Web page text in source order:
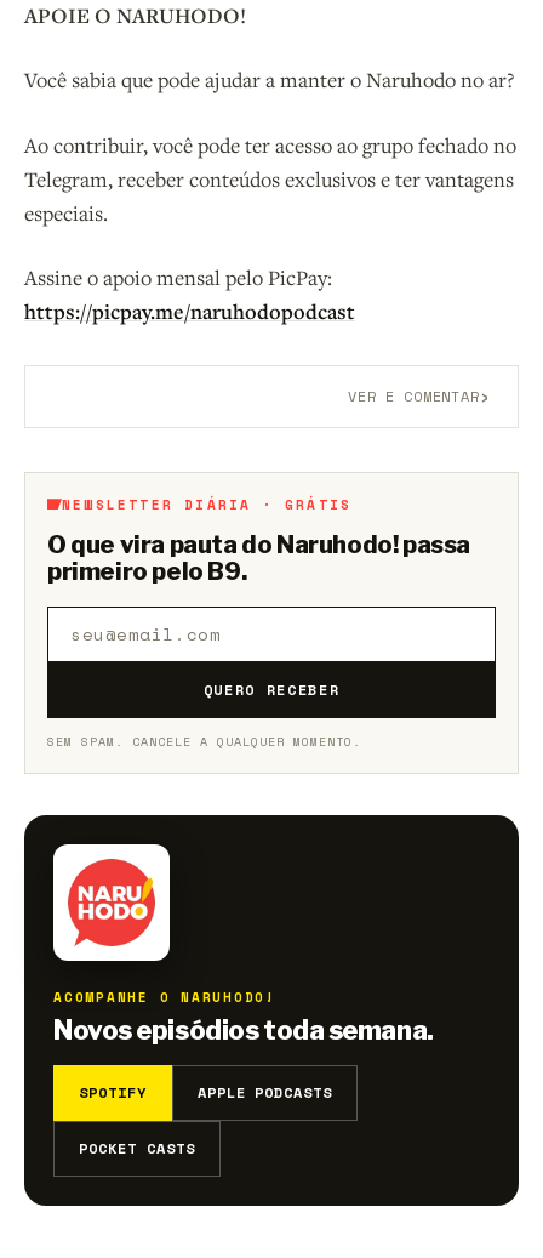
APOIE O NARUHODO!
Você sabia que pode ajudar a manter o Naruhodo no ar?
Ao contribuir, você pode ter acesso ao grupo fechado no
Telegram, receber conteúdos exclusivos e ter vantagens
especiais.
Assine o apoio mensal pelo PicPay:
https://picpay.me/naruhodopodcast
VER E COMENTAR›
NEWSLETTER DIÁRIA · GRÁTIS
O que vira pauta do Naruhodo! passa
primeiro pelo B9.
QUERO RECEBER
SEM SPAM. CANCELE A QUALQUER MOMENTO.
ACOMPANHE O NARUHODO!
Novos episódios toda semana.
SPOTIFY APPLE PODCASTS
POCKET CASTS